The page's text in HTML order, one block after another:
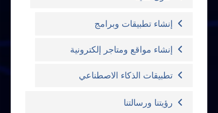
إنشاء تطبيقات وبرامج
إنشاء مواقع ومتاجر إلكترونية
تطبيقات الذكاء الاصطناعي
رؤيتنا ورسالتنا